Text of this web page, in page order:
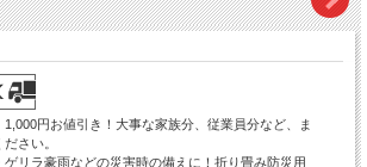
1,000円お値引き！大事な家族分、従業員分など、ま
さい。
リラ豪雨などの災害時の備えに！折り畳み防災用